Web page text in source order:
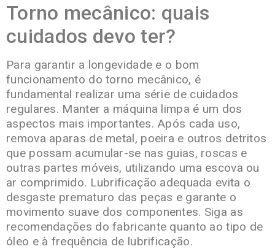
Torno mecânico: quais
cuidados devo ter?
Para garantir a longevidade e o bom
funcionamento do torno mecânico, é
fundamental realizar uma série de cuidados
regulares. Manter a máquina limpa é um dos
aspectos mais importantes. Após cada uso,
remova aparas de metal, poeira e outros detritos
que possam acumular-se nas guias, roscas e
outras partes móveis, utilizando uma escova ou
ar comprimido. Lubrificação adequada evita o
desgaste prematuro das peças e garante o
movimento suave dos componentes. Siga as
recomendações do fabricante quanto ao tipo de
óleo e à frequência de lubrificação.